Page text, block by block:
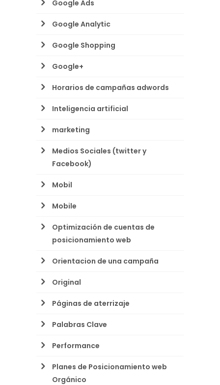
Google Ads
Google Analytic
Google Shopping
Google+
Horarios de campañas adwords
Inteligencia artificial
marketing
Medios Sociales (twitter y
Facebook)
Mobil
Mobile
Optimización de cuentas de
posicionamiento web
Orientacion de una campaña
Original
Páginas de aterrizaje
Palabras Clave
Performance
Planes de Posicionamiento web
Orgánico